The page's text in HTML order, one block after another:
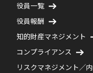
役員一覧
役員報酬
知的財産マネジメント
コンプライアンス
リスクマネジメント／